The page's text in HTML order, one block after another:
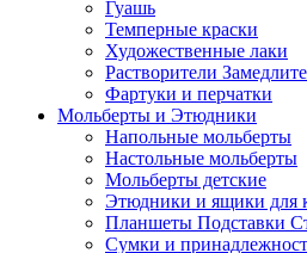
Гуашь
Темперные краски
Художественные лаки
Растворители
Фартуки и перчатки
Мольберты и Этюдники
Напольные мольберты
Настольные мольберты
Мольберты детские
Этюдники и ящики для
Планшеты Подставки
Сумки и